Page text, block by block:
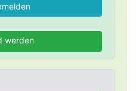
werden